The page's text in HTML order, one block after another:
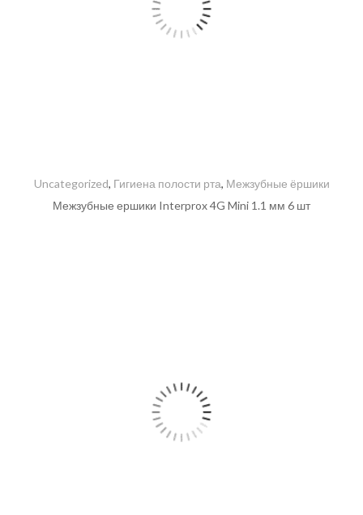
Uncategorized, Гигиена полости рта, Межзубные ёршики
Межзубные ершики Interprox 4G Mini 1.1 мм 6 шт